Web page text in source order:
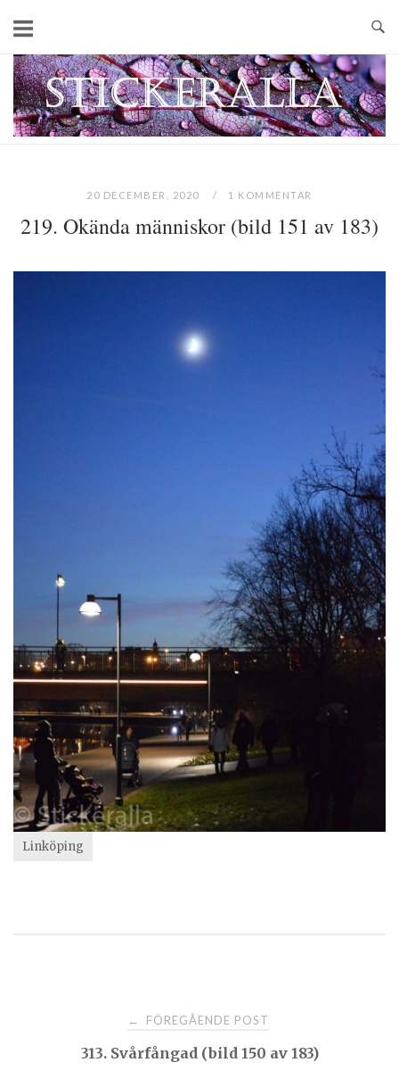
content
Home
20 DECEMBER, 2020 1 KOMMENTAR
219. Okända människor (bild 151 av 183)
Linköping
navigation
← FÖREGÅENDE POST
313. Svårfångad (bild 150 av 183)